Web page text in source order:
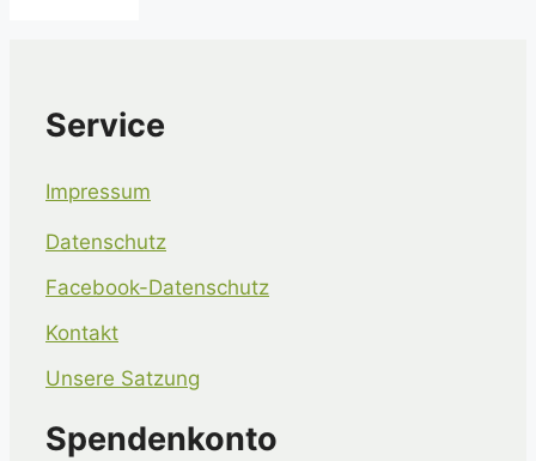
Service
Impressum
Datenschutz
Facebook-Datenschutz
Kontakt
Unsere Satzung
Spendenkonto